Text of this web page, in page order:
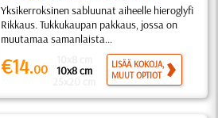
Yksikerroksinen sabluunat aiheelle hieroglyfi
Rikkaus. Tukkukaupan pakkaus, jossa on
muutamaa samanlaista...
€14.00 10x8 cm
LISÄÄ KOKOJA,
MUUT OPTIOT